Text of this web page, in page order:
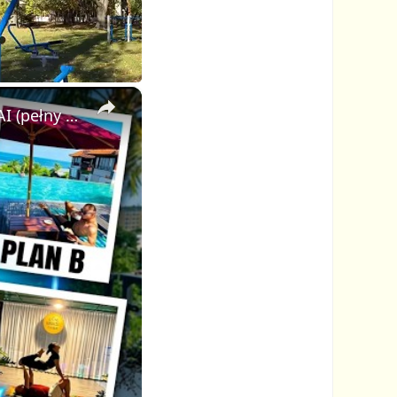
×
Jak stworzyłem wirusowe wideo Plan A Plan B w pętli z pomocą AI (pełny poradnik FlexClip)